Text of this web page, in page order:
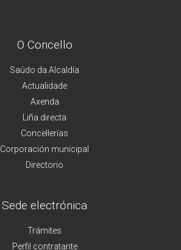
O Concello
Saúdo da Alcaldía
Actualidade
Axenda
Liña directa
Concellerías
Corporación municipal
Directorio
Sede electrónica
Trámites
Perfil contratante